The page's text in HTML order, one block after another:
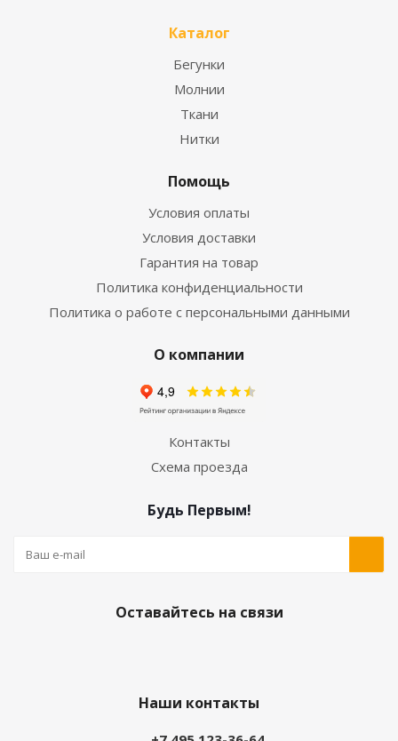
Каталог
Бегунки
Молнии
Ткани
Нитки
Помощь
Условия оплаты
Условия доставки
Гарантия на товар
Политика конфиденциальности
Политика о работе с персональными данными
О компании
Контакты
Схема проезда
Будь Первым!
Оставайтесь на связи
Наши контакты